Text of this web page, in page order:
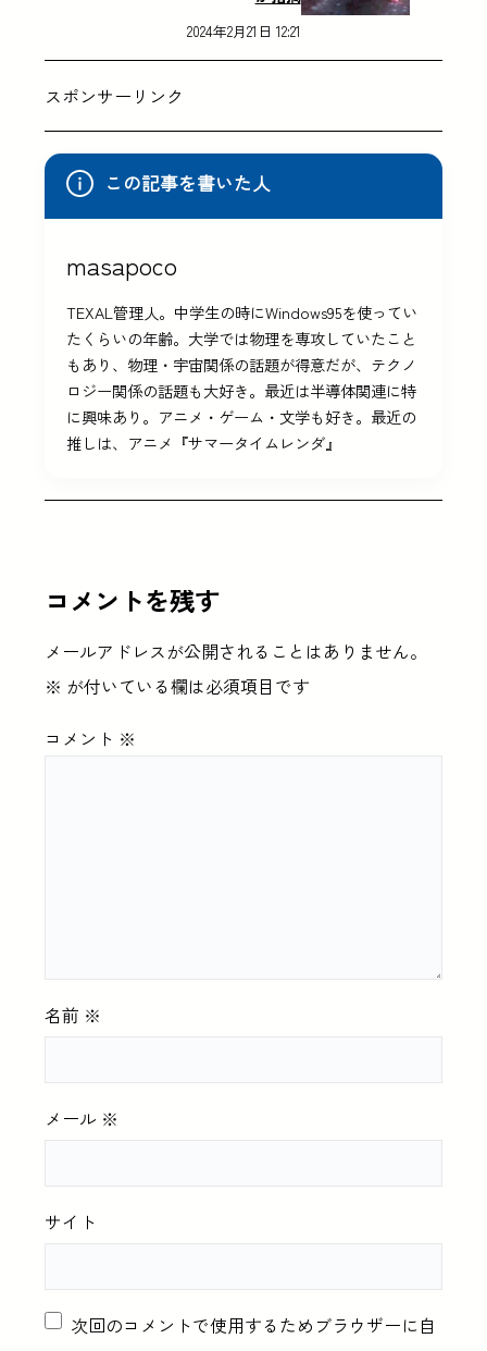
2024年2月21日 12:21
スポンサーリンク
この記事を書いた人
masapoco
TEXAL管理人。中学生の時にWindows95を使ってい
たくらいの年齢。大学では物理を専攻していたこと
もあり、物理・宇宙関係の話題が得意だが、テクノ
ロジー関係の話題も大好き。最近は半導体関連に特
に興味あり。アニメ・ゲーム・文学も好き。最近の
推しは、アニメ『サマータイムレンダ』
コメントを残す
メールアドレスが公開されることはありません。
※ が付いている欄は必須項目です
コメント ※
名前 ※
メール ※
サイト
次回のコメントで使用するためブラウザーに自